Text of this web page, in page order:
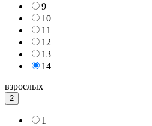
9
10
11
12
13
14
взрослых
2
1